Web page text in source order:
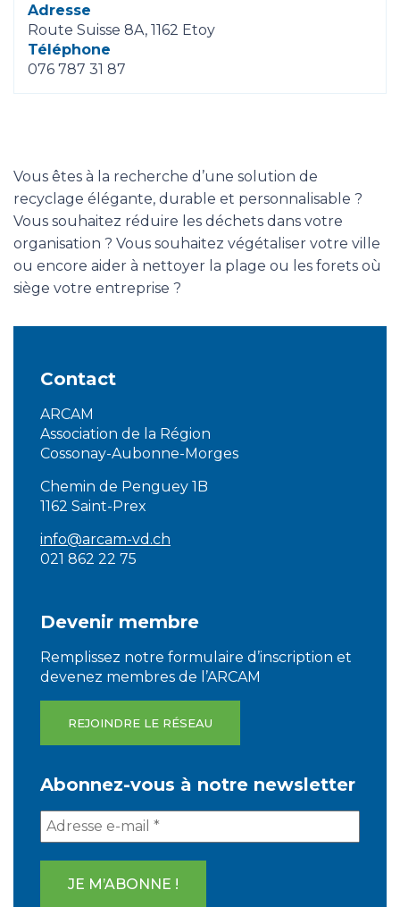
Adresse
Route Suisse 8A, 1162 Etoy
Téléphone
076 787 31 87
Vous êtes à la recherche d’une solution de
recyclage élégante, durable et personnalisable ?
Vous souhaitez réduire les déchets dans votre
organisation ? Vous souhaitez végétaliser votre ville
ou encore aider à nettoyer la plage ou les forets où
siège votre entreprise ?
Contact
ARCAM
Association de la Région
Cossonay-Aubonne-Morges
Chemin de Penguey 1B
1162 Saint-Prex
info@arcam-vd.ch
021 862 22 75
Devenir membre
Remplissez notre formulaire d’inscription et
devenez membres de l’ARCAM
REJOINDRE LE RÉSEAU
Abonnez-vous à notre newsletter